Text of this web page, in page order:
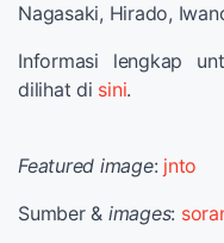
Nagasaki, Hirado,
Informasi lengkap
dilihat di sini.
Featured image: jnto
Sumber & images: